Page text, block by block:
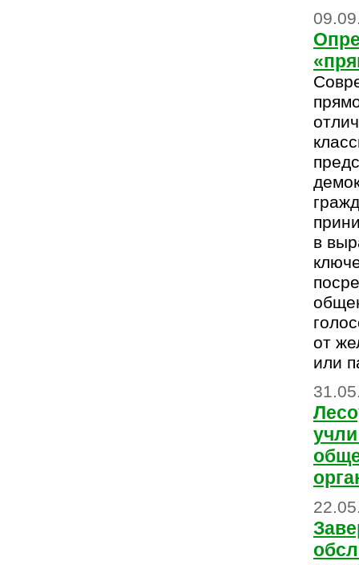
в
от
или